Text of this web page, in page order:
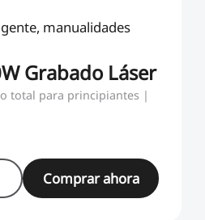
PioCreat Resina Tipo-
manualidades
Grabado Láser
total para principiantes |
Comprar ahora